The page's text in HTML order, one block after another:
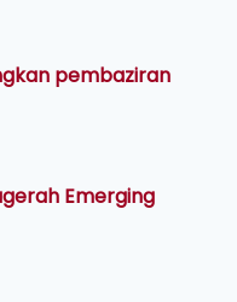
pembaziran
Emerging